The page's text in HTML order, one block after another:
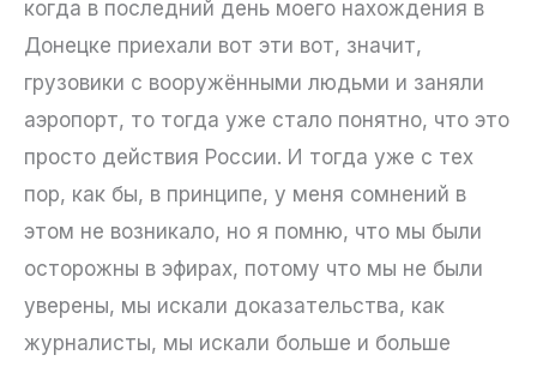
когда в последний день моего нахождения в
Донецке приехали вот эти вот, значит,
грузовики с вооружёнными людьми и заняли
аэропорт, то тогда уже стало понятно, что это
просто действия России. И тогда уже с тех
пор, как бы, в принципе, у меня сомнений в
этом не возникало, но я помню, что мы были
осторожны в эфирах, потому что мы не были
уверены, мы искали доказательства, как
журналисты, мы искали больше и больше